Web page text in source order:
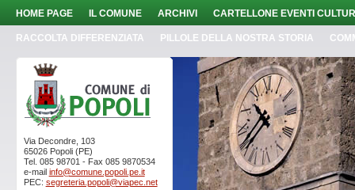
HOME PAGE IL COMUNE ARCHIVI CARTELLONE EVENTI
RACCOLTA DIFFERENZIATA PILLOLE DELLA NOSTRA STORIA
Via Decondre, 103
65026 Popoli (PE)
Tel. 085 98701 - Fax 085 9870534
e-mail info@comune.popoli.pe.it
PEC: segreteria.popoli@viapec.net